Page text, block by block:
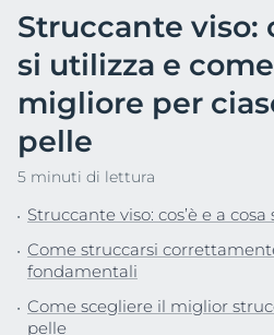
Struccante viso:
si utilizza e
migliore per
pelle
5 minuti di lettura
Struccante viso: cos’è e a cosa
Come struccarsi
fondamentali
Come scegliere il miglior
pelle